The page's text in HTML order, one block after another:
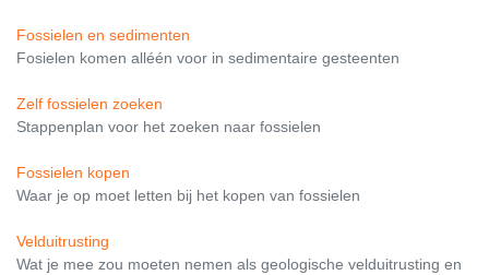
Fossielen en sedimenten
Fosielen komen alléén voor in sedimentaire gesteenten
Zelf fossielen zoeken
Stappenplan voor het zoeken naar fossielen
Fossielen kopen
Waar je op moet letten bij het kopen van fossielen
Velduitrusting
Wat je mee zou moeten nemen als geologische velduitrusting en